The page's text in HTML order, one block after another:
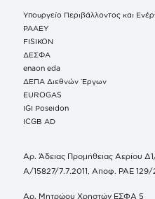
Υπουργείο Περιβάλλοντος και
ΡΑΑΕΥ
FISIKON
ΔΕΣΦΑ
enaon eda
ΔΕΠΑ Διεθνών Έργων
EUROGAS
IGI Poseidon
ICGB AD
Αρ. Άδειας Προμήθειας Αερίου
Α/15827/7.7.2011, Αποφ. ΡΑΕ
Αρ. Μητρώου Χρηστών ΕΣΦΑ 5